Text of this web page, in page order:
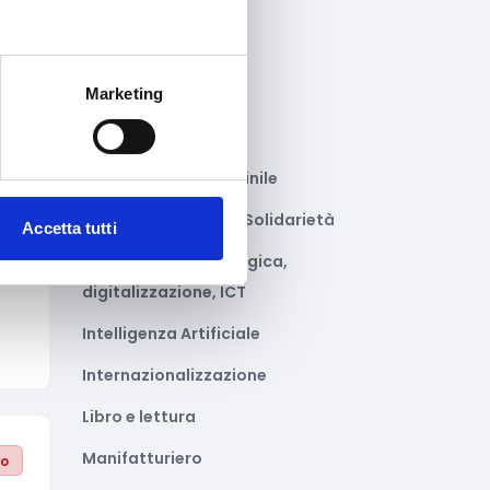
Marketing
Accetta tutti
Giustizia e sicurezza
Green economy
Impianti sportivi
Imprenditoria femminile
Inclusione Sociale e Solidarietà
Innovazione tecnologica,
digitalizzazione, ICT
Intelligenza Artificiale
Internazionalizzazione
Libro e lettura
Manifatturiero